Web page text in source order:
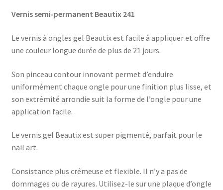
Vernis semi-permanent Beautix 241
Le vernis à ongles gel Beautix est facile à appliquer et offre
une couleur longue durée de plus de 21 jours.
Son pinceau contour innovant permet d’enduire
uniformément chaque ongle pour une finition plus lisse, et
son extrémité arrondie suit la forme de l’ongle pour une
application facile.
Le vernis gel Beautix est super pigmenté, parfait pour le
nail art.
Consistance plus crémeuse et flexible. Il n’y a pas de
dommages ou de rayures. Utilisez-le sur une plaque d’ongle